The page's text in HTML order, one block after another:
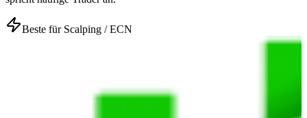
Beste für Scalping / ECN